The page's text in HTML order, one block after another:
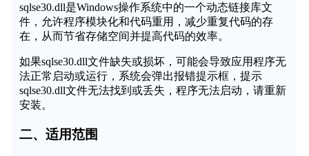
sqlse30.dll是Windows操作系统中的一个动态链接库文
件，允许程序模块化和代码重用，减少重复代码的存
在，从而节省存储空间并提高代码的效率。
如果sqlse30.dll文件缺失或损坏，可能会导致应用程序无
法正常启动或运行，系统会弹出报错提示框，提示
sqlse30.dll文件无法找到或丢失，程序无法启动，请重新
安装。
二、适用范围